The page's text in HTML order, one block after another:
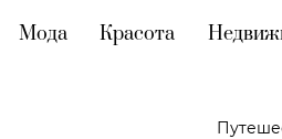
Мода(current)
Красота (current)